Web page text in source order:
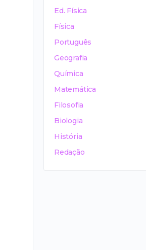
Ed. Física
Física
Português
Geografia
Química
Matemática
Filosofia
Biologia
História
Redação